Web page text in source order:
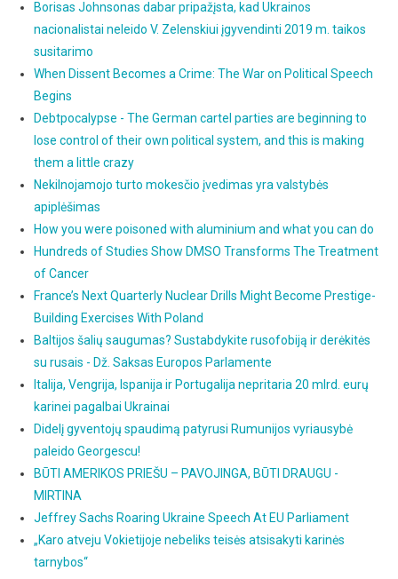
Borisas Johnsonas dabar pripažįsta, kad Ukrainos
nacionalistai neleido V. Zelenskiui įgyvendinti 2019 m. taikos
susitarimo
When Dissent Becomes a Crime: The War on Political Speech
Begins
Debtpocalypse - The German cartel parties are beginning to
lose control of their own political system, and this is making
them a little crazy
Nekilnojamojo turto mokesčio įvedimas yra valstybės
apiplėšimas
How you were poisoned with aluminium and what you can do
Hundreds of Studies Show DMSO Transforms The Treatment
of Cancer
France’s Next Quarterly Nuclear Drills Might Become Prestige-
Building Exercises With Poland
Baltijos šalių saugumas? Sustabdykite rusofobiją ir derėkitės
su rusais - Dž. Saksas Europos Parlamente
Italija, Vengrija, Ispanija ir Portugalija nepritaria 20 mlrd. eurų
karinei pagalbai Ukrainai
Didelį gyventojų spaudimą patyrusi Rumunijos vyriausybė
paleido Georgescu!
BŪTI AMERIKOS PRIEŠU – PAVOJINGA, BŪTI DRAUGU -
MIRTINA
Jeffrey Sachs Roaring Ukraine Speech At EU Parliament
„Karo atveju Vokietijoje nebeliks teisės atsisakyti karinės
tarnybos“